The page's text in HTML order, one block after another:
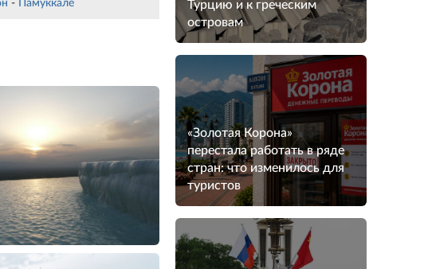
- Памуккале
Турцию и к греческим
островам
«Золотая Корона»
перестала работать в ряде
стран: что изменилось для
туристов